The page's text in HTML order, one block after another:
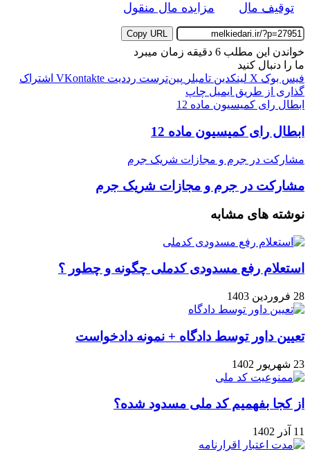
توقیف مال
مزایده مال منقول
Copy URL
خواندن این مطلب 6 دقیقه زمان میبرد
ما را دنبال کنید
فیس بوک X لینکدین ‫تامبلر ‫پین‌ترست ‫رددیت ‫VKontakte اشتراک
گذاری از طریق ایمیل چاپ
ابطال رای کمیسیون ماده 12
ابطال رای کمیسیون ماده 12
مشارکت در جرم و مجازات شریک جرم
مشارکت در جرم و مجازات شریک جرم
نوشته های مشابه
استعلام رفع مسدودی کدملی چگونه و چطور ؟
28 فروردین 1403
تعیین داور توسط دادگاه + نمونه دادخواست
23 شهریور 1402
از کجا بفهمیم کد ملی مسدود شده؟
11 آذر 1402